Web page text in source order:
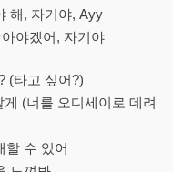
해, 자기야, Ayy
야겠어, 자기야
(타고 싶어?)
(너를 오디세이로 데려
할 수 있어